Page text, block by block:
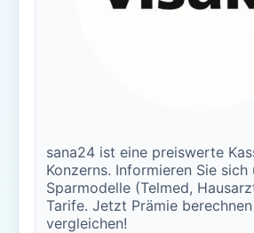
sana24 ist eine preiswerte
Konzerns. Informieren Sie sich
Sparmodelle (Telmed,
Tarife. Jetzt Prämie
vergleichen!